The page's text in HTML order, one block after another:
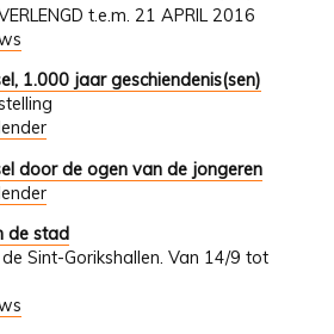
t.e.m. 21 APRIL 2016
1.000 jaar geschiendenis(sen)
door de ogen van de jongeren
de stad
Sint-Gorikshallen. Van 14/9 tot